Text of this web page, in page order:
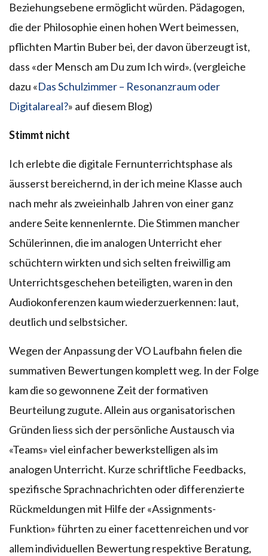
Beziehungsebene ermöglicht würden. Pädagogen,
die der Philosophie einen hohen Wert beimessen,
pflichten Martin Buber bei, der davon überzeugt ist,
dass «der Mensch am Du zum Ich wird». (vergleiche
dazu «Das Schulzimmer – Resonanzraum oder
Digitalareal?» auf diesem Blog)
Stimmt nicht
Ich erlebte die digitale Fernunterrichtsphase als
äusserst bereichernd, in der ich meine Klasse auch
nach mehr als zweieinhalb Jahren von einer ganz
andere Seite kennenlernte. Die Stimmen mancher
Schülerinnen, die im analogen Unterricht eher
schüchtern wirkten und sich selten freiwillig am
Unterrichtsgeschehen beteiligten, waren in den
Audiokonferenzen kaum wiederzuerkennen: laut,
deutlich und selbstsicher.
Wegen der Anpassung der VO Laufbahn fielen die
summativen Bewertungen komplett weg. In der Folge
kam die so gewonnene Zeit der formativen
Beurteilung zugute. Allein aus organisatorischen
Gründen liess sich der persönliche Austausch via
«Teams» viel einfacher bewerkstelligen als im
analogen Unterricht. Kurze schriftliche Feedbacks,
spezifische Sprachnachrichten oder differenzierte
Rückmeldungen mit Hilfe der «Assignments-
Funktion» führten zu einer facettenreichen und vor
allem individuellen Bewertung respektive Beratung,